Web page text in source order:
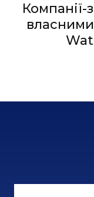
Компанії-